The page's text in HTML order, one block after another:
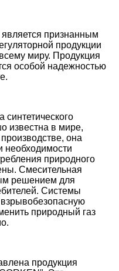
признанным
продукции
миру. Продукция
особой надежностью
синтетического
известна в мире,
она
необходимости
природного
Смесительная
решением для
Системы
природный газ
продукция